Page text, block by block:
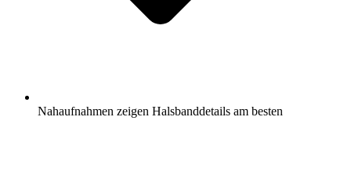
Nahaufnahmen zeigen Halsbanddetails am besten